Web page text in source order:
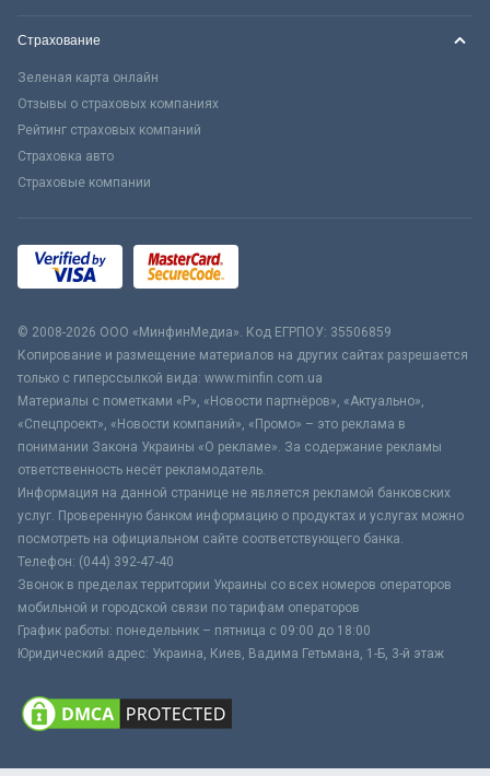
Страхование
Зеленая карта онлайн
Отзывы о страховых компаниях
Рейтинг страховых компаний
Страховка авто
Страховые компании
© 2008-2026 ООО «МинфинМедиа». Код ЕГРПОУ: 35506859
Копирование и размещение материалов на других сайтах разрешается
только с гиперссылкой вида: www.minfin.com.ua
Материалы с пометками «Р», «Новости партнёров», «Актуально»,
«Спецпроект», «Новости компаний», «Промо» – это реклама в
понимании Закона Украины «О рекламе». За содержание рекламы
ответственность несёт рекламодатель.
Информация на данной странице не является рекламой банковских
услуг. Проверенную банком информацию о продуктах и услугах можно
посмотреть на официальном сайте соответствующего банка.
Телефон: (044) 392-47-40
Звонок в пределах территории Украины со всех номеров операторов
мобильной и городской связи по тарифам операторов
График работы: понедельник – пятница с 09:00 до 18:00
Юридический адрес: Украина, Киев, Вадима Гетьмана, 1-Б, 3-й этаж